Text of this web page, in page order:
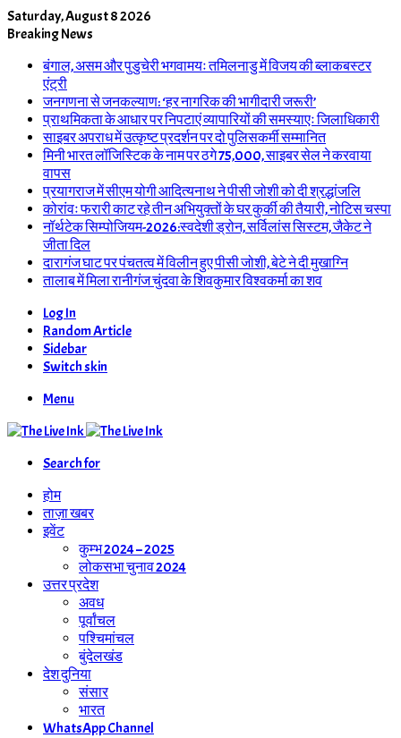
Saturday, August 8 2026
Breaking News
बंगाल, असम और पुडुचेरी भगवामयः तमिलनाडु में विजय की ब्लाकबस्टर
एंट्री
जनगणना से जनकल्याण: ‘हर नागरिक की भागीदारी जरूरी’
प्राथमिकता के आधार पर निपटाएं व्यापारियों की समस्याएः जिलाधिकारी
साइबर अपराध में उत्कृष्ट प्रदर्शन पर दो पुलिसकर्मी सम्मानित
मिनी भारत लॉजिस्टिक के नाम पर ठगे 75,000, साइबर सेल ने करवाया
वापस
प्रयागराज में सीएम योगी आदित्यनाथ ने पीसी जोशी को दी श्रद्धांजलि
कोरांवः फरारी काट रहे तीन अभियुक्तों के घर कुर्की की तैयारी, नोटिस चस्पा
नॉर्थटेक सिम्पोजियम-2026:स्वदेशी ड्रोन, सर्विलांस सिस्टम, जैकेट ने
जीता दिल
दारागंज घाट पर पंचतत्व में विलीन हुए पीसी जोशी, बेटे ने दी मुखाग्नि
तालाब में मिला रानीगंज चुंदवा के शिवकुमार विश्वकर्मा का शव
Log In
Random Article
Sidebar
Switch skin
Menu
Search for
होम
ताज़ा खबर
इवेंट
कुम्भ 2024 – 2025
लोकसभा चुनाव 2024
उत्तर प्रदेश
अवध
पूर्वांचल
पश्चिमांचल
बुंदेलखंड
देश दुनिया
संसार
भारत
WhatsApp Channel